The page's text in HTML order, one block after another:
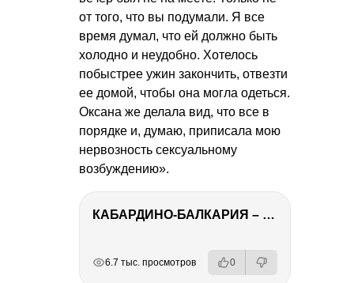
от того, что вы подумали. Я все
время думал, что ей должно быть
холодно и неудобно. Хотелось
побыстрее ужин закончить, отвезти
ее домой, чтобы она могла одеться.
Оксана же делала вид, что все в
порядке и, думаю, приписала мою
нервозность сексуальному
возбуждению».
КАБАРДИНО-БАЛКАРИЯ – ПУТЕШЕСТВИЕ НА КАВКАЗ часть 3
6.7 тыс. просмотров 0